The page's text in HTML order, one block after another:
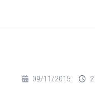
09/11/2015